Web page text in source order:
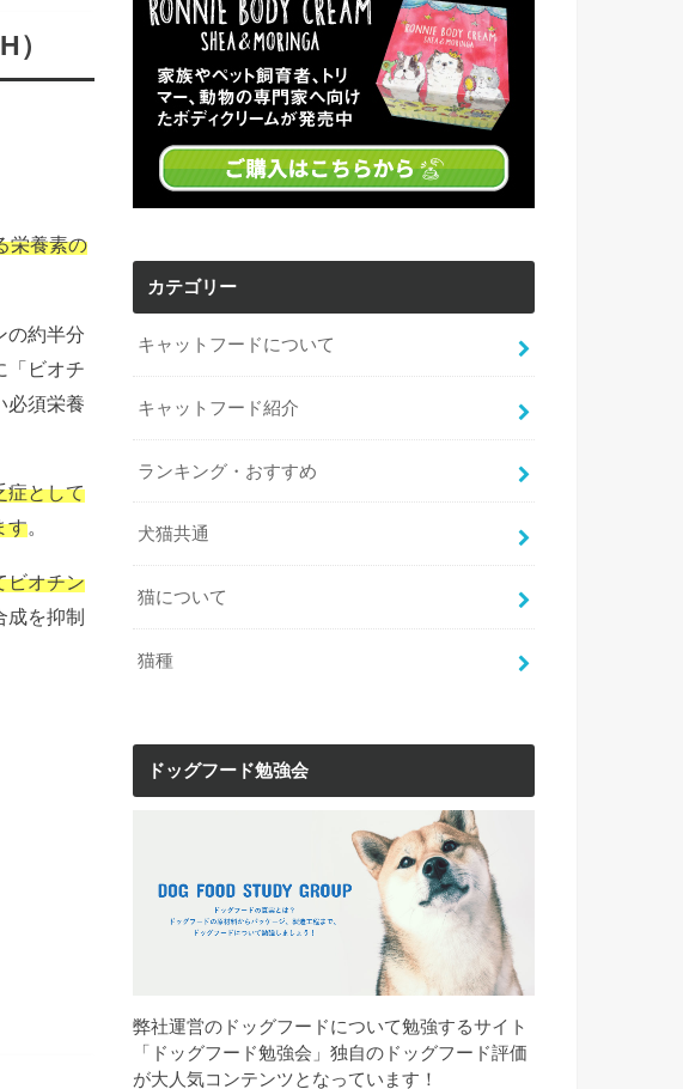
栄養素の
の約半分
「ビオチ
必須栄養
症として
す。
ビオチン
成を抑制
カテゴリー
キャットフードについて
キャットフード紹介
ランキング・おすすめ
犬猫共通
猫について
猫種
ドッグフード勉強会
弊社運営のドッグフードについて勉強するサイト
「ドッグフード勉強会」独自のドッグフード評価
が大人気コンテンツとなっています！